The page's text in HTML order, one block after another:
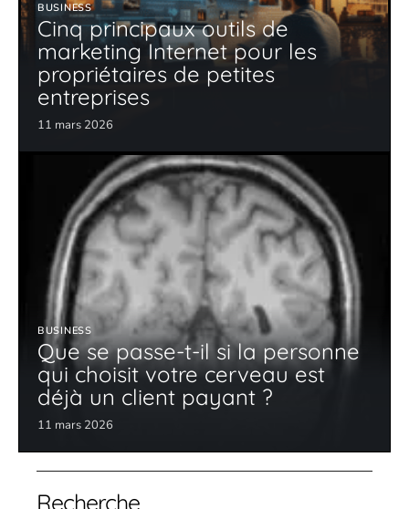
BUSINESS
Cinq principaux outils de
marketing Internet pour les
propriétaires de petites
entreprises
11 mars 2026
BUSINESS
Que se passe-t-il si la personne
qui choisit votre cerveau est
déjà un client payant ?
11 mars 2026
Recherche